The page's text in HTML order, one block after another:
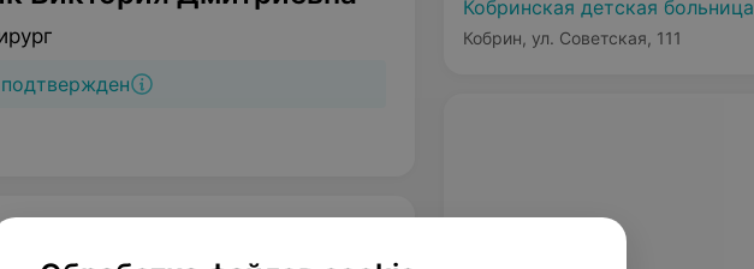
Кобринская детская больница
Кобрин, ул. Советская, 111